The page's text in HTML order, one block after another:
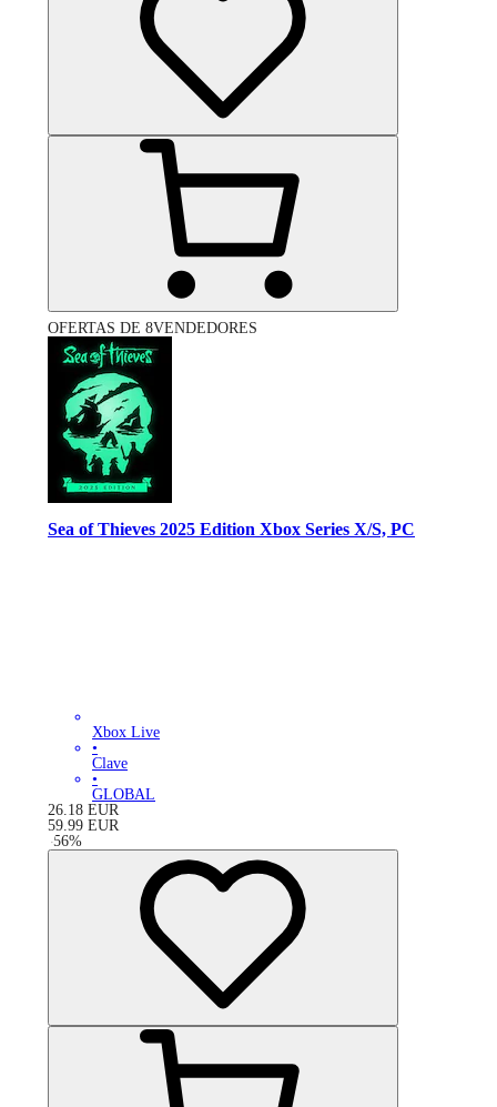
OFERTAS DE 8VENDEDORES
Sea of Thieves 2025 Edition Xbox Series X/S, PC
Xbox Live
•
Clave
•
GLOBAL
26.18 EUR
59.99 EUR
-56%